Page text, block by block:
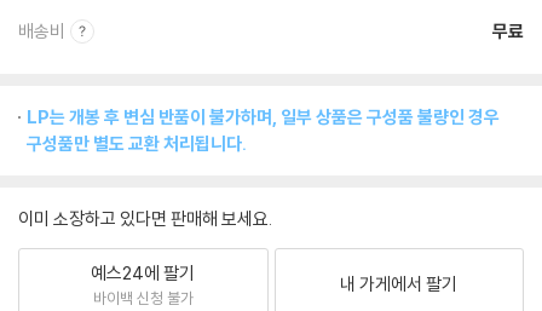
배송비 무료
LP는 개봉 후 변심 반품이 불가하며, 일부 상품은 구성품 불량인 경우
구성품만 별도 교환 처리됩니다.
이미 소장하고 있다면 판매해 보세요.
예스24에 팔기
바이백 신청 불가
내 가게에서 팔기